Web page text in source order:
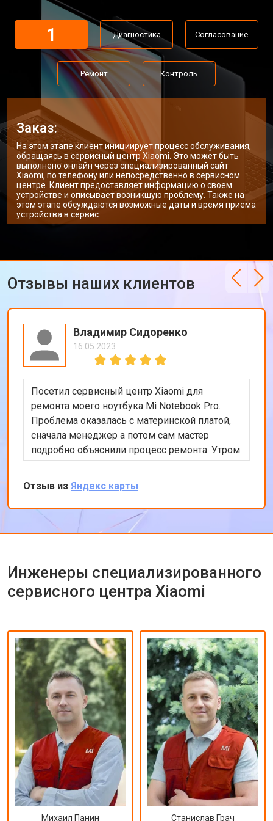
Замена Wi-Fi ноутбука Xiaomi
Ремонт цепи питания от 3500 ₽ Заказать
Замена USB порта от 2200 ₽ Заказать
Замена звуковой карты от 1700 ₽
Замена кулера ноутбука Xiaomi Заказать
Замена микрофона
Замена оперативной памяти от 1100 ₽ Заказать
Прошивка BIOS ноутбука Xiaomi от 1500 ₽ Заказать
Замена северного моста от 3500 ₽ Заказать
1 Диагностика Согласование
Ремонт Контроль
Заказ:
На этом этапе клиент инициирует процесс обслуживания,
обращаясь в сервисный центр Xiaomi. Это может быть
выполнено онлайн через специализированный сайт
Xiaomi, по телефону или непосредственно в сервисном
центре. Клиент предоставляет информацию о своем
устройстве и описывает возникшую проблему. Также на
этом этапе обсуждаются возможные даты и время приема
устройства в сервис.
Отзывы наших клиентов
Владимир Сидоренко
16.05.2023
Посетил сервисный центр Xiaomi для
ремонта моего ноутбука Mi Notebook Pro.
Проблема оказалась с материнской платой,
сначала менеджер а потом сам мастер
подробно объяснили процесс ремонта. Утром
оставил заявку, в обед курьер приехал и к
вечеру ноутбук был готов-очень быстро.
Впечатлен оперативностью и качеством
ремонта.
Отзыв из Яндекс карты
Инженеры специализированного
сервисного центра Xiaomi
Михаил Панин Станислав Грач